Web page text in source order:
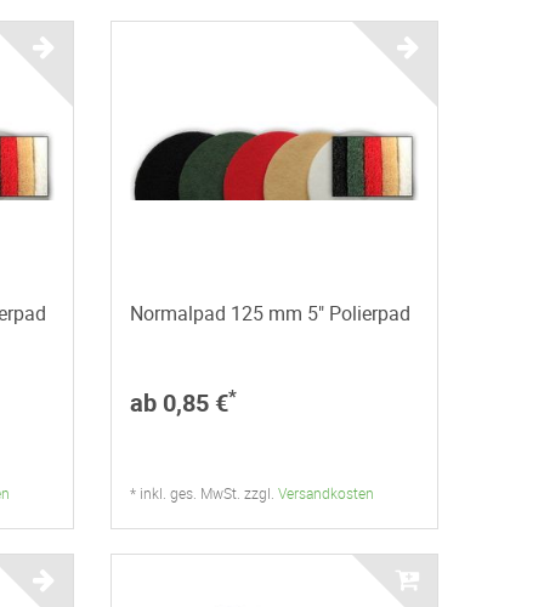
Normalpad 125 mm 5" Polierpad
ab 0,85 €*
* inkl. ges. MwSt. zzgl. Versandkosten